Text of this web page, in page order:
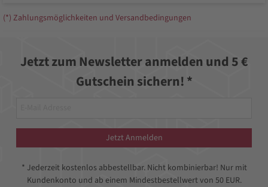
(*) Zahlungsmöglichkeiten und Versandbedingungen
Jetzt zum Newsletter anmelden und 5 €
Gutschein sichern! *
Jetzt Anmelden
* Jederzeit kostenlos abbestellbar. Nicht kombinierbar! Nur mit
Kundenkonto und ab einem Mindestbestellwert von 50 EUR.